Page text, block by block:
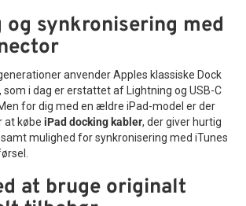
og synkronisering med
anvender Apples klassiske Dock
som i dag er erstattet af Lightning og USB-C
for dig med en ældre iPad-model er der
at købe iPad docking kabler, der giver hurtig
mulighed for synkronisering med iTunes
at bruge originalt